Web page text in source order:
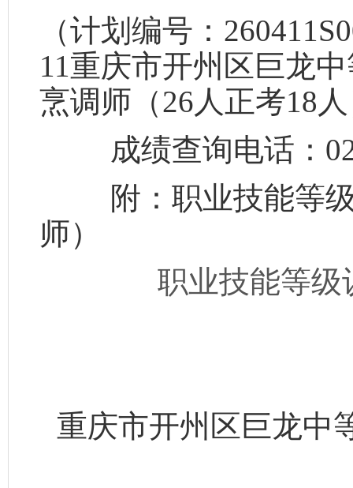
（计划编号：
11重庆市开州区巨龙
烹调师（26人正考18
成绩查询电话：
附：职业技能等级
师）
职业技能等级
重庆市开州区巨龙中